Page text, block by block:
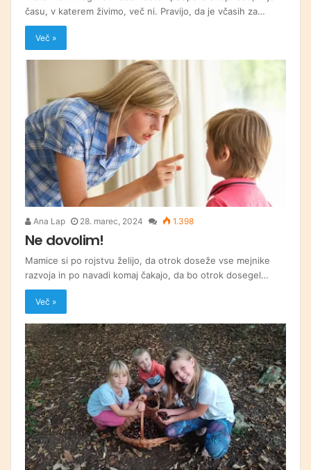
času, v katerem živimo, več ni. Pravijo, da je včasih za…
Več »
Ana Lap 28. marec, 2024 1.398
Ne dovolim!
Mamice si po rojstvu želijo, da otrok doseže vse mejnike
razvoja in po navadi komaj čakajo, da bo otrok dosegel…
Več »